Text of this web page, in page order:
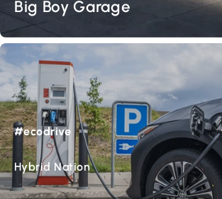
Big Boy Garage
#ecodrive
Hybrid Nation